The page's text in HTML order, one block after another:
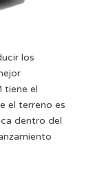
los
tiene el
el terreno es
dentro del